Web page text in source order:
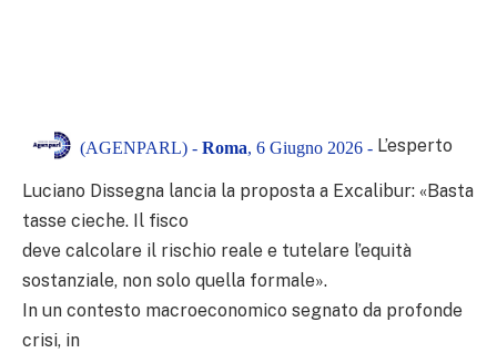
(AGENPARL) - Roma, 6 Giugno 2026 - L’esperto
Luciano Dissegna lancia la proposta a Excalibur: «Basta
tasse cieche. Il fisco
deve calcolare il rischio reale e tutelare l’equità
sostanziale, non solo quella formale».
In un contesto macroeconomico segnato da profonde
crisi, in